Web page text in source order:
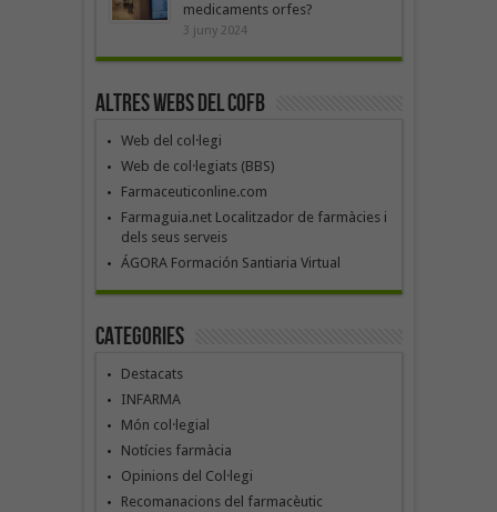
medicaments orfes?
3 juny 2024
Altres webs del COFB
Web del col·legi
Web de col·legiats (BBS)
Farmaceuticonline.com
Farmaguia.net Localitzador de farmàcies i
dels seus serveis
ÁGORA Formación Santiaria Virtual
Categories
Destacats
INFARMA
Món col·legial
Notícies farmàcia
Opinions del Col·legi
Recomanacions del farmacèutic